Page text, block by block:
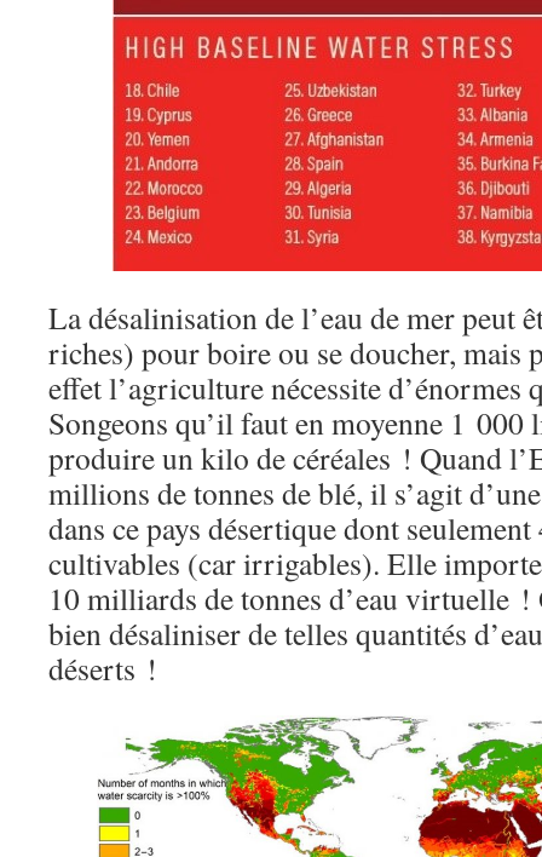
La désalinisation de l’eau de mer peut
riches) pour boire ou se doucher, mais
effet l’agriculture nécessite d’énormes
Songeons qu’il faut en moyenne 1 000
produire un kilo de céréales ! Quand
millions de tonnes de blé, il s’agit
dans ce pays désertique dont
cultivables (car irrigables). Elle
10 milliards de tonnes d’eau virtuelle !
bien désaliniser de telles quantités
déserts !